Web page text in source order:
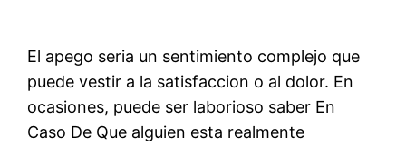
El apego seri­a un sentimiento complejo que
puede vestir a la satisfaccion o al dolor. En
ocasiones, puede ser laborioso saber En
Caso De Que alguien esta realmente